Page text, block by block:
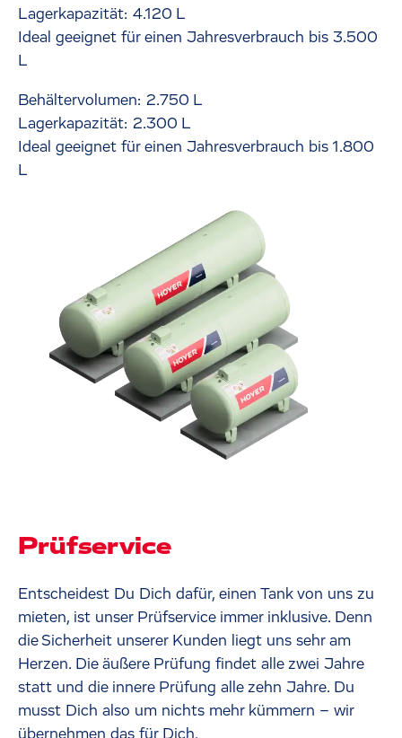
Lagerkapazität: 4.120 L
Ideal geeignet für einen Jahresverbrauch bis 3.500
L
Behältervolumen: 2.750 L
Lagerkapazität: 2.300 L
Ideal geeignet für einen Jahresverbrauch bis 1.800
L
Prüfservice
Entscheidest Du Dich dafür, einen Tank von uns zu
mieten, ist unser Prüfservice immer inklusive. Denn
die Sicherheit unserer Kunden liegt uns sehr am
Herzen. Die äußere Prüfung findet alle zwei Jahre
statt und die innere Prüfung alle zehn Jahre. Du
musst Dich also um nichts mehr kümmern – wir
übernehmen das für Dich.